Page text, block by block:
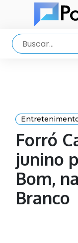
Forró
junino
Bom,
Branco